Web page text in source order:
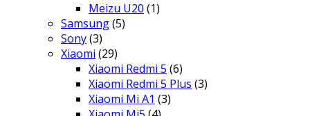
Meizu U20 (1)
Samsung(5)
Sony(3)
Xiaomi (29)
Xiaomi Redmi 5 (6)
Xiaomi Redmi 5 Plus (3)
Xiaomi Mi A1 (3)